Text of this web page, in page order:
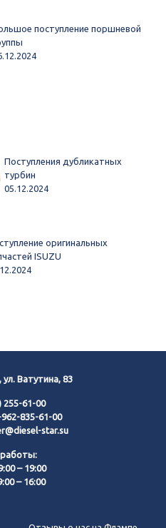
поступление поршневой
Поступления дубликатных
турбин
05.12.2024
оригинальных
ISUZU
ул. Ватутина, 83
255-61-00
835-61-00
star.su
– 19:00
– 16:00